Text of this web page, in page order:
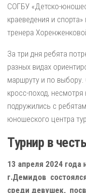
СОГБУ «Детско-
краеведения и
тренера
За три дня ребята
разных видах
маршруту и по
кросс-поход,
подружились с
юношеского центра
Турнир в
13 апреля 2024
г.Демидов
среди девушек,